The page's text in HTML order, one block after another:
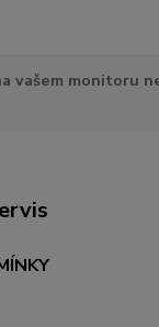
vašem monitoru